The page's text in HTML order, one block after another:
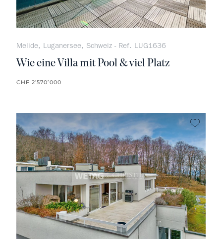
Melide, Luganersee, Schweiz - Ref. LUG1636
Wie eine Villa mit Pool & viel Platz
CHF 2’570’000